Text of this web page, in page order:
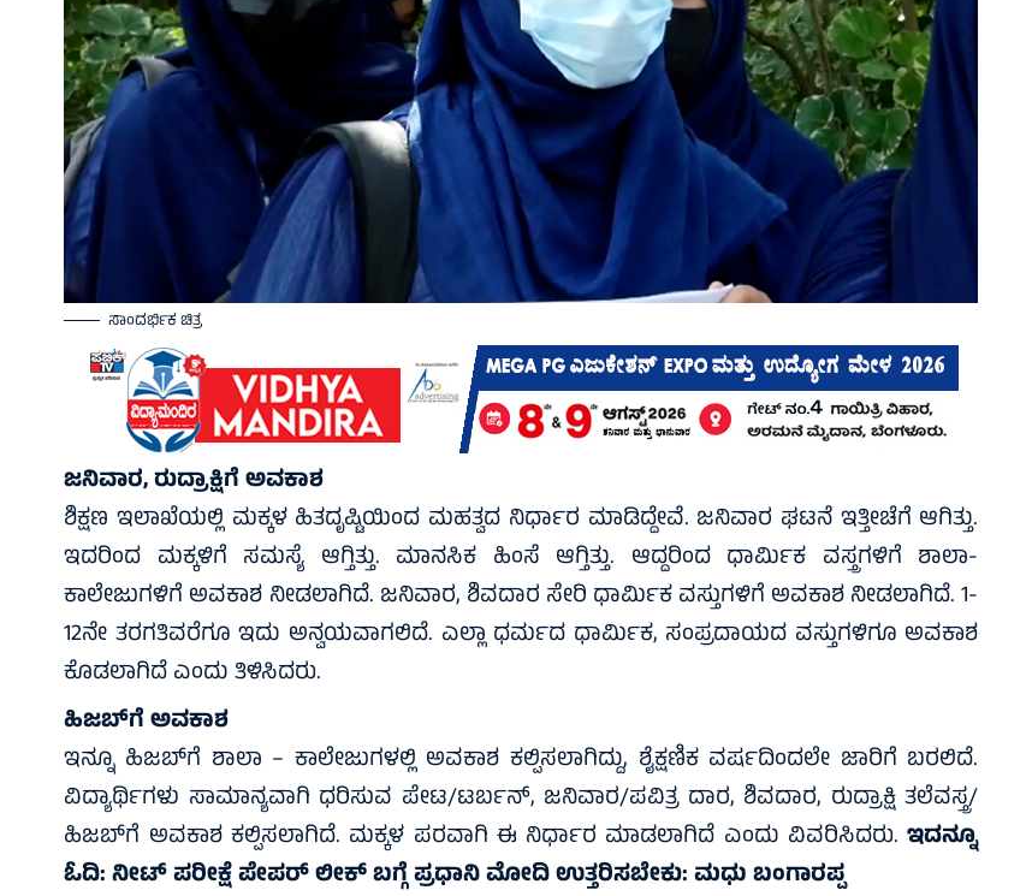
ಸಾಂದರ್ಭಿಕ ಚಿತ್ರ
ಜನಿವಾರ, ರುದ್ರಾಕ್ಷಿಗೆ ಅವಕಾಶ
ಶಿಕ್ಷಣ ಇಲಾಖೆಯಲ್ಲಿ ಮಕ್ಕಳ ಹಿತದೃಷ್ಟಿಯಿಂದ ಮಹತ್ವದ ನಿರ್ಧಾರ ಮಾಡಿದ್ದೇವೆ. ಜನಿವಾರ ಘಟನೆ ಇತ್ತೀಚೆಗೆ ಆಗಿತ್ತು.
ಇದರಿಂದ ಮಕ್ಕಳಿಗೆ ಸಮಸ್ಯೆ ಆಗ್ತಿತ್ತು. ಮಾನಸಿಕ ಹಿಂಸೆ ಆಗ್ತಿತ್ತು. ಆದ್ದರಿಂದ ಧಾರ್ಮಿಕ ವಸ್ತ್ರಗಳಿಗೆ ಶಾಲಾ-
ಕಾಲೇಜುಗಳಿಗೆ ಅವಕಾಶ ನೀಡಲಾಗಿದೆ. ಜನಿವಾರ, ಶಿವದಾರ ಸೇರಿ ಧಾರ್ಮಿಕ ವಸ್ತುಗಳಿಗೆ ಅವಕಾಶ ನೀಡಲಾಗಿದೆ. 1-
12ನೇ ತರಗತಿವರೆಗೂ ಇದು ಅನ್ವಯವಾಗಲಿದೆ. ಎಲ್ಲಾ ಧರ್ಮದ ಧಾರ್ಮಿಕ, ಸಂಪ್ರದಾಯದ ವಸ್ತುಗಳಿಗೂ ಅವಕಾಶ
ಕೊಡಲಾಗಿದೆ ಎಂದು ತಿಳಿಸಿದರು.
ಹಿಜಬ್‌ಗೆ ಅವಕಾಶ
ಇನ್ನೂ ಹಿಜಬ್‌ಗೆ ಶಾಲಾ – ಕಾಲೇಜುಗಳಲ್ಲಿ ಅವಕಾಶ ಕಲ್ಪಿಸಲಾಗಿದ್ದು, ಶೈಕ್ಷಣಿಕ ವರ್ಷದಿಂದಲೇ ಜಾರಿಗೆ ಬರಲಿದೆ.
ವಿದ್ಯಾರ್ಥಿಗಳು ಸಾಮಾನ್ಯವಾಗಿ ಧರಿಸುವ ಪೇಟ/ಟರ್ಬನ್‌, ಜನಿವಾರ/ಪವಿತ್ರ ದಾರ, ಶಿವದಾರ, ರುದ್ರಾಕ್ಷಿ ತಲೆವಸ್ತ್ರ/
ಹಿಜಬ್‌ಗೆ ಅವಕಾಶ ಕಲ್ಪಿಸಲಾಗಿದೆ. ಮಕ್ಕಳ ಪರವಾಗಿ ಈ ನಿರ್ಧಾರ ಮಾಡಲಾಗಿದೆ ಎಂದು ವಿವರಿಸಿದರು.ಇದನ್ನೂ
ಓದಿ:ನೀಟ್ ಪರೀಕ್ಷೆ ಪೇಪರ್ ಲೀಕ್ ಬಗ್ಗೆ ಪ್ರಧಾನಿ ಮೋದಿ ಉತ್ತರಿಸಬೇಕು: ಮಧು ಬಂಗಾರಪ್ಪ